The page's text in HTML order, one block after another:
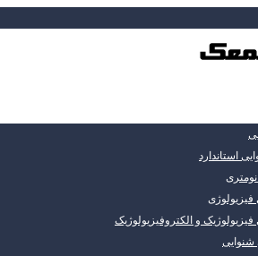
استاندارد
و الکتروفیزیولوژیک
شنوایی